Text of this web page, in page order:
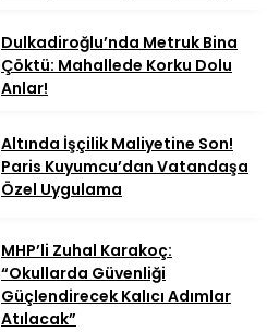
Dulkadiroğlu’nda Metruk Bina
Çöktü: Mahallede Korku Dolu
Anlar!
Altında İşçilik Maliyetine Son!
Paris Kuyumcu’dan Vatandaşa
Özel Uygulama
MHP’li Zuhal Karakoç:
“Okullarda Güvenliği
Güçlendirecek Kalıcı Adımlar
Atılacak”